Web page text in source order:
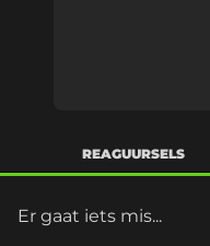
REAGUURSELS
Er gaat iets mis...